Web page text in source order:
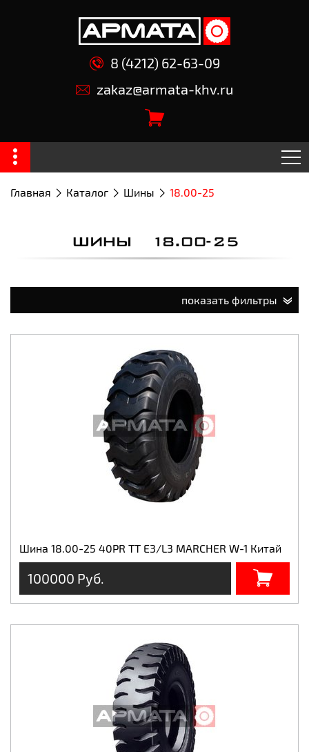
8 (4212) 62-63-09
zakaz@armata-khv.ru
Главная Каталог Шины 18.00-25
ШИНЫ 18.00-25
показать фильтры
Шина 18.00-25 40PR TT E3/L3 MARCHER W-1 Китай
100000 Руб.